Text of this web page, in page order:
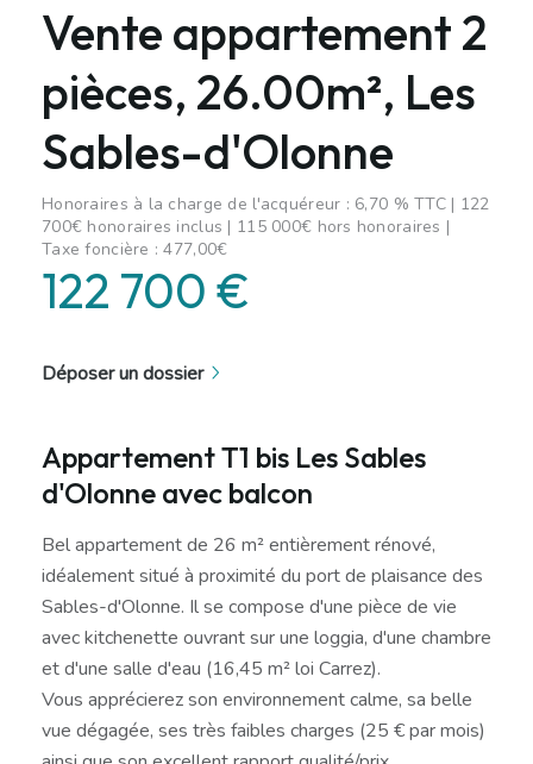
Vente appartement 2
pièces, 26.00m², Les
Sables-d'Olonne
Honoraires à la charge de l'acquéreur : 6,70 % TTC | 122
700€ honoraires inclus | 115 000€ hors honoraires |
Taxe foncière : 477,00€
122 700 €
Déposer un dossier
Appartement T1 bis Les Sables
d'Olonne avec balcon
Bel appartement de 26 m² entièrement rénové,
idéalement situé à proximité du port de plaisance des
Sables-d'Olonne. Il se compose d'une pièce de vie
avec kitchenette ouvrant sur une loggia, d'une chambre
et d'une salle d'eau (16,45 m² loi Carrez).
Vous apprécierez son environnement calme, sa belle
vue dégagée, ses très faibles charges (25 € par mois)